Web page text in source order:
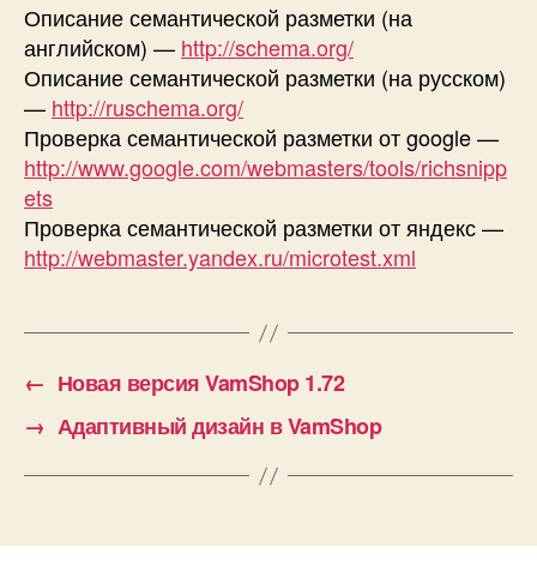
Описание семантической разметки (на
английском) — http://schema.org/
Описание семантической разметки (на русском)
— http://ruschema.org/
Проверка семантической разметки от google —
http://www.google.com/webmasters/tools/richsnipp
ets
Проверка семантической разметки от яндекс —
http://webmaster.yandex.ru/microtest.xml
← Новая версия VamShop 1.72
→ Адаптивный дизайн в VamShop